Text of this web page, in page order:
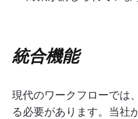
統合機能
現代のワークフローでは
る必要があります。当社